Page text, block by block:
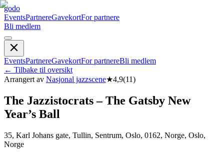
godo
EventsPartnereGavekortFor partnere
Bli medlem
EventsPartnereGavekortFor partnereBli medlem
← Tilbake til oversikt
Arrangert av Nasjonal jazzscene★4,9(11)
The Jazzistocrats – The Gatsby New
Year’s Ball
35, Karl Johans gate, Tullin, Sentrum, Oslo, 0162, Norge, Oslo,
Norge